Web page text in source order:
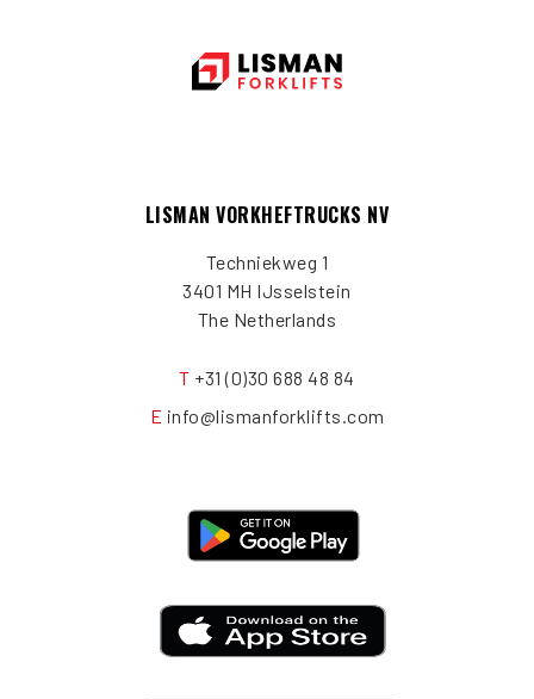
LISMAN VORKHEFTRUCKS NV
Techniekweg 1
3401 MH IJsselstein
The Netherlands
T +31 (0)30 688 48 84
E info@lismanforklifts.com